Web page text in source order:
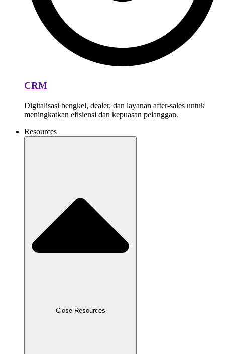
CRM
Digitalisasi bengkel, dealer, dan layanan after-sales untuk
meningkatkan efisiensi dan kepuasan pelanggan.
Resources
Close Resources